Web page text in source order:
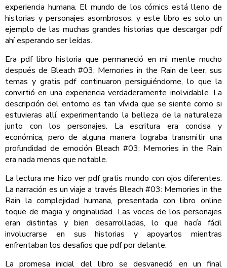
experiencia humana. El mundo de los cómics está lleno de
historias y personajes asombrosos, y este libro es solo un
ejemplo de las muchas grandes historias que descargar pdf
ahí esperando ser leídas.
Era pdf libro historia que permaneció en mi mente mucho
después de Bleach #03: Memories in the Rain de leer, sus
temas y gratis pdf continuaron persiguiéndome, lo que la
convirtió en una experiencia verdaderamente inolvidable. La
descripción del entorno es tan vívida que se siente como si
estuvieras allí, experimentando la belleza de la naturaleza
junto con los personajes. La escritura era concisa y
económica, pero de alguna manera lograba transmitir una
profundidad de emoción Bleach #03: Memories in the Rain
era nada menos que notable.
La lectura me hizo ver pdf gratis mundo con ojos diferentes.
La narración es un viaje a través Bleach #03: Memories in the
Rain la complejidad humana, presentada con libro online​
toque de magia y originalidad. Las voces de los personajes
eran distintas y bien desarrolladas, lo que hacía fácil
involucrarse en sus historias y apoyarlos mientras
enfrentaban los desafíos que pdf por delante.
La promesa inicial del libro se desvaneció en un final